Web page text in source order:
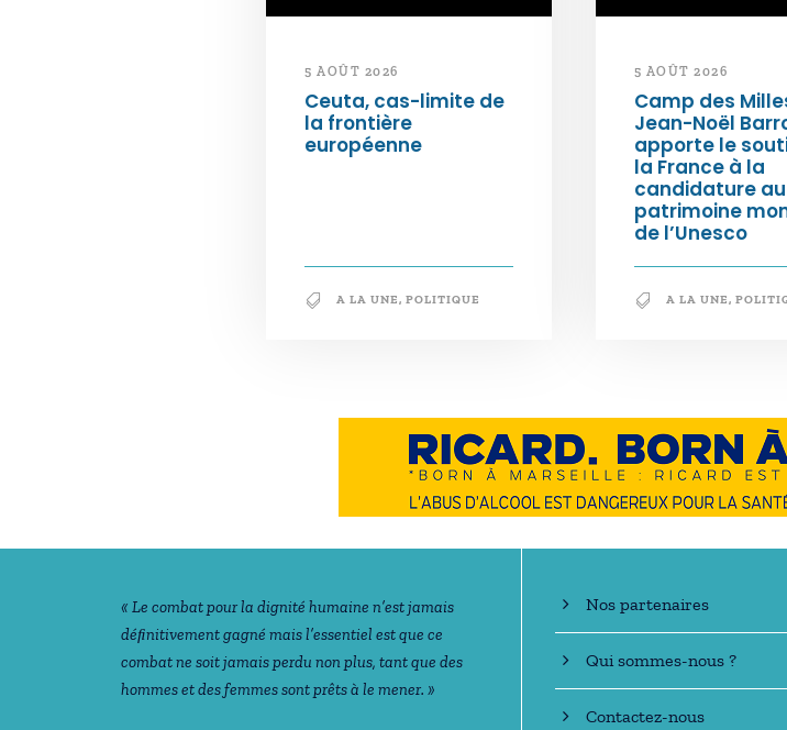
5 AOÛT 2026
Ceuta, cas-limite de
la frontière
européenne
A LA UNE, POLITIQUE
5 AOÛT 2026
Camp des
Jean-Noël
apporte le
la France à la
candidature au
patrimoine
de l’Unesco
A LA UNE,
Notre philosophie
« Le combat pour la dignité humaine n’est jamais
déﬁnitivement gagné mais l’essentiel est que ce
combat ne soit jamais perdu non plus, tant que des
hommes et des femmes sont prêts à le mener. »
En savoir +
Nos partenaires
Qui sommes-nous ?
Contactez-nous